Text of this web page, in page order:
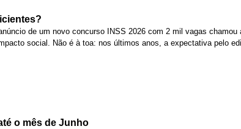
de um novo concurso INSS 2026 com 2 mil vagas
social. Não é à toa: nos últimos anos, a expectativa pelo
o mês de Junho